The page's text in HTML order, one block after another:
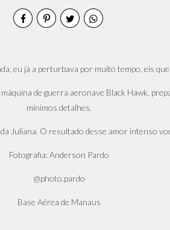
eu já a perturbava por muito tempo, eis
de guerra aeronave Black Hawk,
mínimos detalhes.
Juliana. O resultado desse amor intenso
Fotografia: Anderson Pardo
@photo.pardo
Base Aérea de Manaus